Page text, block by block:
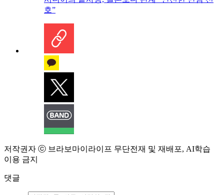
호”
저작권자 ⓒ 브라보마이라이프 무단전재 및 재배포, AI학습
이용 금지
댓글